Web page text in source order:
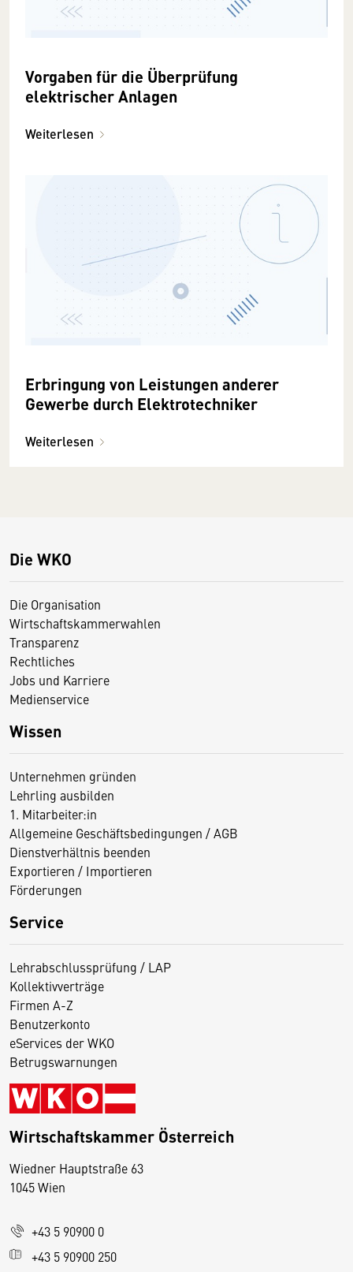
Vorgaben für die Überprüfung
elektrischer Anlagen
Weiterlesen
Erbringung von Leistungen anderer
Gewerbe durch Elektrotechniker
Weiterlesen
Die WKO
Die Organisation
Wirtschaftskammerwahlen
Transparenz
Rechtliches
Jobs und Karriere
Medienservice
Wissen
Unternehmen gründen
Lehrling ausbilden
1. Mitarbeiter:in
Allgemeine Geschäftsbedingungen / AGB
Dienstverhältnis beenden
Exportieren / Importieren
Förderungen
Service
Lehrabschlussprüfung / LAP
Kollektivverträge
Firmen A-Z
Benutzerkonto
eServices der WKO
Betrugswarnungen
Wirtschaftskammer Österreich
Wiedner Hauptstraße 63
1045 Wien
+43 5 90900 0
+43 5 90900 250
D
s
e